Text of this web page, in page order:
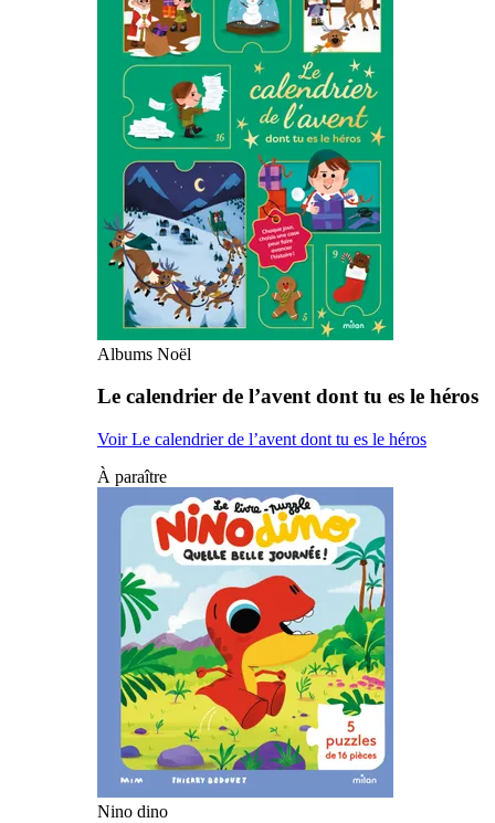
Albums Noël
Le calendrier de l’avent dont tu es le héros
Voir Le calendrier de l’avent dont tu es le héros
À paraître
Nino dino